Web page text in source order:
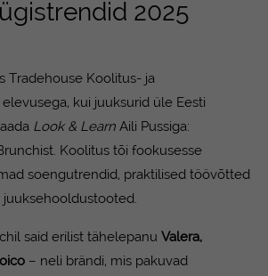
2025
Tradehouse Koolitus- ja
kui juuksurid üle Eesti
Look & Learn Aili Pussiga:
Koolitus tõi fookusesse
soengutrendid, praktilised töövõtted
juuksehooldustooted.
said erilist tähelepanu Valera,
– neli brändi, mis pakuvad